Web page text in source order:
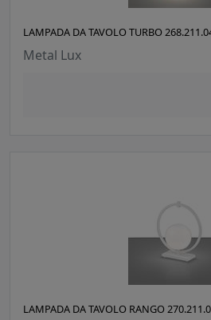
LAMPADA DA TAVOLO TURBO
Metal Lux
LAMPADA DA TAVOLO RANGO